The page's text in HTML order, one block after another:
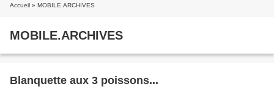
Accueil » MOBILE.ARCHIVES
MOBILE.ARCHIVES
Blanquette aux 3 poissons...